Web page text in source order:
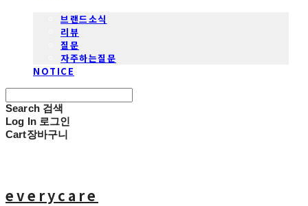
브랜드소식
리뷰
질문
자주하는질문
NOTICE
Search 검색
Log In 로그인
Cart장바구니
everycare